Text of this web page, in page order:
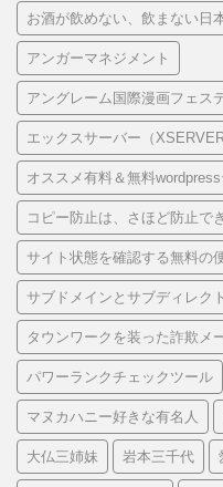
お酒が飲めない、飲まない日
アンガーマネジメント
アングレーム国際漫画フェス
エックスサーバー（
オススメ有料＆無料
コピー防止は、さほど防止で
サイト状態を確認する無料の
サブドメインとサブディレク
タウンワークを装った詐欺メ
パワーランクチェックツール
マヌカハニー好きな有名人
大仏三姉妹 岩本三千代